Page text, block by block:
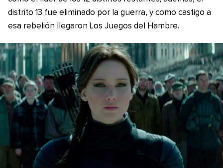
distrito 13 fue eliminado por la guerra, y como castigo a
esa rebelión llegaron Los Juegos del Hambre.